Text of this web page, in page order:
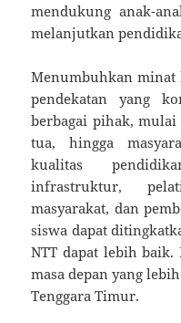
mendukung anak-
melanjutkan
Menumbuhkan minat
pendekatan yang
berbagai pihak,
tua, hingga
kualitas
infrastruktur,
masyarakat, dan
siswa dapat
NTT dapat lebih
masa depan yang
Tenggara Timur.